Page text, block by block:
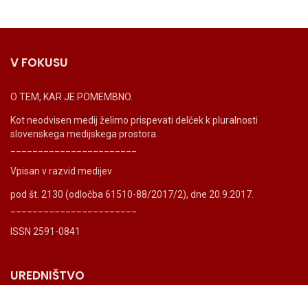
V FOKUSU
O TEM, KAR JE POMEMBNO.
Kot neodvisen medij želimo prispevati delček k pluralnosti
slovenskega medijskega prostora.
Vpisan v razvid medijev
pod št. 2130 (odločba 61510-88/2017/2), dne 20.9.2017.
ISSN 2591-0841
UREDNIŠTVO